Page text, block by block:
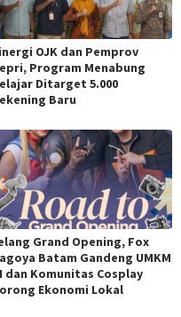
OJK dan Pemprov
Program Menabung
Ditarget 5.000
Baru
Grand Opening, Fox
Batam Gandeng UMKM
dan Komunitas Cosplay
Ekonomi Lokal